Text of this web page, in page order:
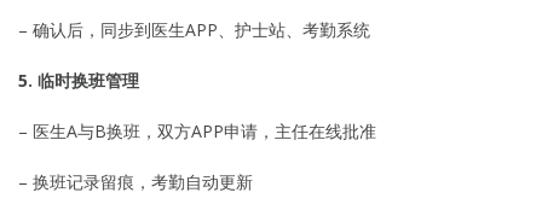
– 确认后，同步到医生APP、护士站、考勤系统
5. 临时换班管理
– 医生A与B换班，双方APP申请，主任在线批准
– 换班记录留痕，考勤自动更新